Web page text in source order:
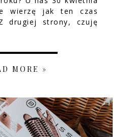
wierzę jak ten czas
drugiej strony, czuję
MORE »